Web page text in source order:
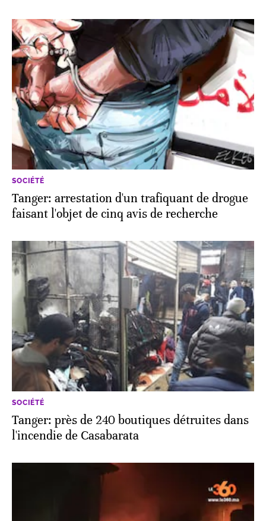
SOCIÉTÉ
Tanger: arrestation d'un trafiquant de drogue
faisant l'objet de cinq avis de recherche
SOCIÉTÉ
Tanger: près de 240 boutiques détruites dans
l'incendie de Casabarata